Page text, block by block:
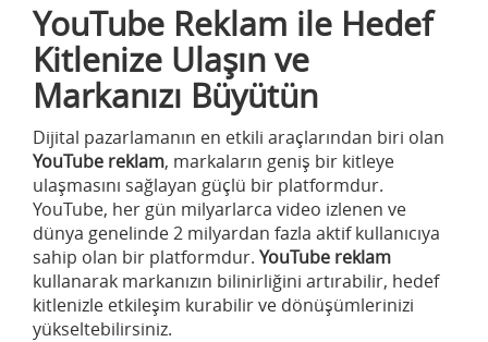
YouTube Reklam ile Hedef
Kitlenize Ulaşın ve
Markanızı Büyütün
Dijital pazarlamanın en etkili araçlarından biri olan
YouTube reklam, markaların geniş bir kitleye
ulaşmasını sağlayan güçlü bir platformdur.
YouTube, her gün milyarlarca video izlenen ve
dünya genelinde 2 milyardan fazla aktif kullanıcıya
sahip olan bir platformdur. YouTube reklam
kullanarak markanızın bilinirliğini artırabilir, hedef
kitlenizle etkileşim kurabilir ve dönüşümlerinizi
yükseltebilirsiniz.